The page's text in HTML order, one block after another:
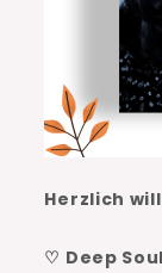
Herzlich
♡ Deep